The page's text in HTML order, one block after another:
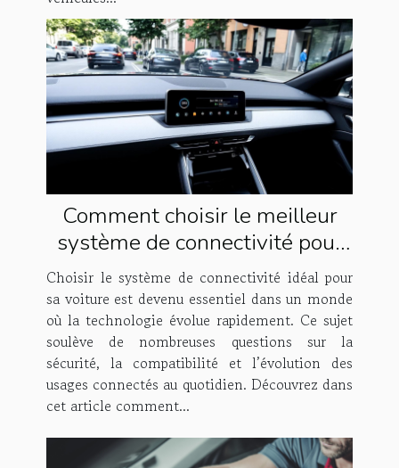
Comment choisir le meilleur
système de connectivité pour
votre voiture ?
Choisir le système de connectivité idéal pour
sa voiture est devenu essentiel dans un monde
où la technologie évolue rapidement. Ce sujet
soulève de nombreuses questions sur la
sécurité, la compatibilité et l’évolution des
usages connectés au quotidien. Découvrez dans
cet article comment...